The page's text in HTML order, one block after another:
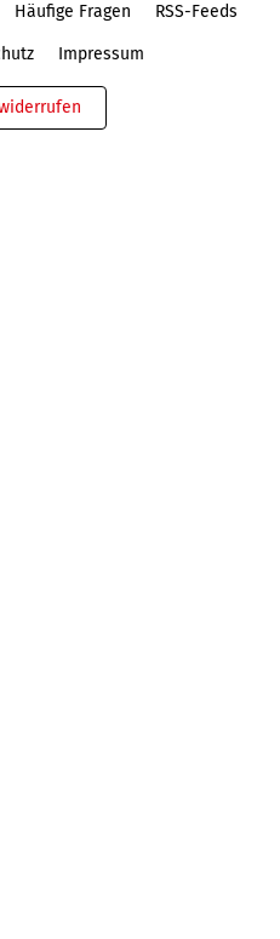
Häufige Fragen RSS-Feeds
Impressum